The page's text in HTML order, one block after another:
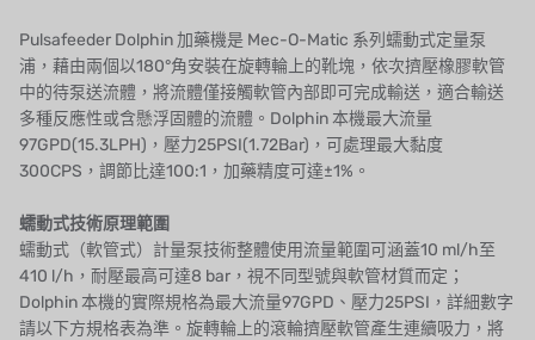
日本 KATSURA
義大利 BRAHMA
SAGINOMIYA
HONEYWELL
AZBIL (YAMATAKE)
OLTREMARE
Pulsafeeder Dolphin 加藥機是 Mec-O-Matic 系列蠕動式定量泵
浦，藉由兩個以180°角安裝在旋轉輪上的靴塊，依次擠壓橡膠軟管
中的待泵送流體，將流體僅接觸軟管內部即可完成輸送，適合輸送
多種反應性或含懸浮固體的流體。Dolphin 本機最大流量
97GPD(15.3LPH)，壓力25PSI(1.72Bar)，可處理最大黏度
300CPS，調節比達100:1，加藥精度可達±1%。
蠕動式技術原理範圍
蠕動式（軟管式）計量泵技術整體使用流量範圍可涵蓋10 ml/h至
410 l/h，耐壓最高可達8 bar，視不同型號與軟管材質而定；
Dolphin 本機的實際規格為最大流量97GPD、壓力25PSI，詳細數字
請以下方規格表為準。旋轉輪上的滾輪擠壓軟管產生連續吸力，將